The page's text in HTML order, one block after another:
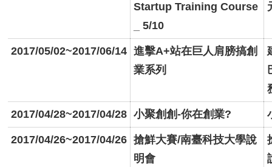
Startup Training Course
_ 5/10
2017/05/02~2017/06/14 進擊A+站在巨人肩膀搞創
業系列
2017/04/28~2017/04/28 小聚創創-你在創業?
2017/04/26~2017/04/26 搶鮮大賽/南臺科技大學說
明會